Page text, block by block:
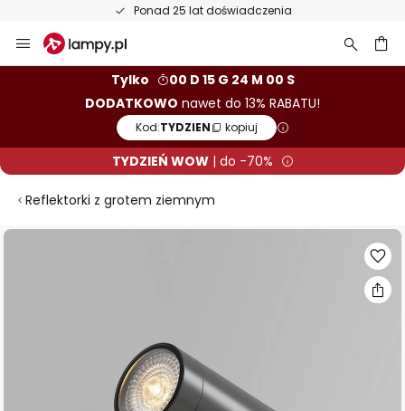
Ponad 25 lat doświadczenia
Przejdź
do
Tylko
00 D 15 G 23 M 59 S
DODATKOWO nawet do 13% RABATU!
Kod:TYDZIEN kopiuj
TYDZIEŃ WOW| do -70%
Reflektorki z grotem ziemnym
Przejdź